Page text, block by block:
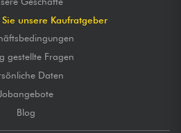
unsere Kaufratgeber
gestellte Fragen
Daten
Blog